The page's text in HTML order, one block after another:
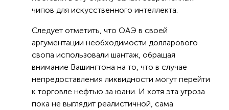
чипов для искусственного интеллекта.
Следует отметить, что ОАЭ в своей
аргументации необходимости долларового
свопа использовали шантаж, обращая
внимание Вашингтона на то, что в случае
непредоставления ликвидности могут перейти
к торговле нефтью за юани. И хотя эта угроза
пока не выглядит реалистичной, сама